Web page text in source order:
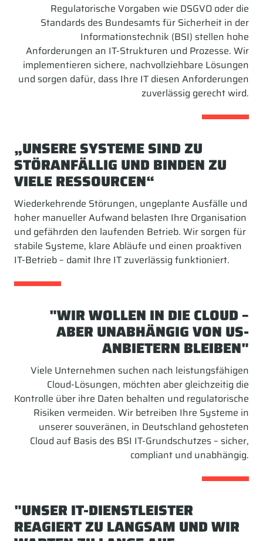
Regulatorische Vorgaben wie DSGVO oder die
Standards des Bundesamts für Sicherheit in der
Informationstechnik (BSI) stellen hohe
Anforderungen an IT-Strukturen und Prozesse. Wir
implementieren sichere, nachvollziehbare Lösungen
und sorgen dafür, dass Ihre IT diesen Anforderungen
zuverlässig gerecht wird.
„UNSERE SYSTEME SIND ZU
STÖRANFÄLLIG UND BINDEN ZU
VIELE RESSOURCEN“
Wiederkehrende Störungen, ungeplante Ausfälle und
hoher manueller Aufwand belasten Ihre Organisation
und gefährden den laufenden Betrieb. Wir sorgen für
stabile Systeme, klare Abläufe und einen proaktiven
IT-Betrieb – damit Ihre IT zuverlässig funktioniert.
"WIR WOLLEN IN DIE CLOUD –
ABER UNABHÄNGIG VON US-
ANBIETERN BLEIBEN"
Viele Unternehmen suchen nach leistungsfähigen
Cloud-Lösungen, möchten aber gleichzeitig die
Kontrolle über ihre Daten behalten und regulatorische
Risiken vermeiden. Wir betreiben Ihre Systeme in
unserer souveränen, in Deutschland gehosteten
Cloud auf Basis des BSI IT-Grundschutzes – sicher,
compliant und unabhängig.
"UNSER IT-DIENSTLEISTER
REAGIERT ZU LANGSAM UND WIR